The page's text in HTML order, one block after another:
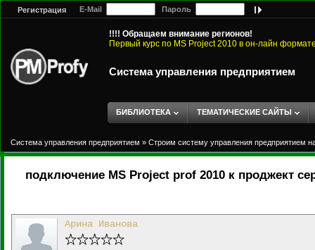
Регистрация E-Mail Пароль
!!!! Обращаем внимание регионов!
Первый курс по MS Project 2010 в он-лайн
Система управления предприятием
БИБЛИОТЕКА ТЕМАТИЧЕСКИЕ САЙТЫ
Система управления предприятием » Строим систему управления предприятием
подключение MS Project prof 2010 к проджект
Арина Иванова